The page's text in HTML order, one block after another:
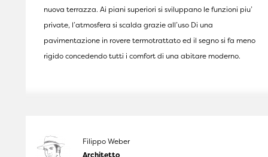
nuova terrazza. Ai piani superiori si sviluppano le funzioni piu’
private, l’atmosfera si scalda grazie all’uso Di una
pavimentazione in rovere termotrattato ed il segno si fa meno
rigido concedendo tutti i comfort di una abitare moderno.
Filippo Weber
Architetto